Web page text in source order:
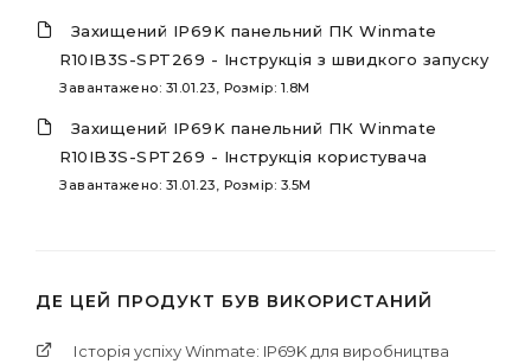
Захищений IP69K панельний ПК Winmate
R10IB3S-SPT269 - Інструкція з швидкого запуску
Завантажено: 31.01.23, Розмір: 1.8M
Захищений IP69K панельний ПК Winmate
R10IB3S-SPT269 - Інструкція користувача
Завантажено: 31.01.23, Розмір: 3.5M
ДЕ ЦЕЙ ПРОДУКТ БУВ ВИКОРИСТАНИЙ
Історія успіху Winmate: IP69K для виробництва